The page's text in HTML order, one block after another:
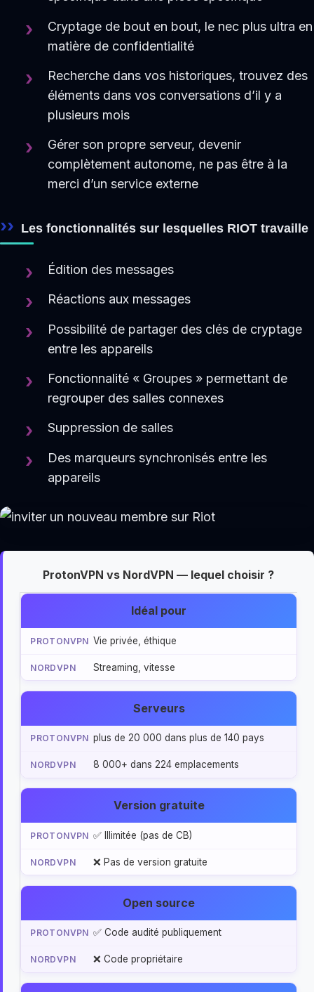
Cryptage de bout en bout, le nec plus ultra en
matière de confidentialité
Recherche dans vos historiques, trouvez des
éléments dans vos conversations d’il y a
plusieurs mois
Gérer son propre serveur, devenir
complètement autonome, ne pas être à la
merci d’un service externe
Les fonctionnalités sur lesquelles RIOT travaille
Édition des messages
Réactions aux messages
Possibilité de partager des clés de cryptage
entre les appareils
Fonctionnalité « Groupes » permettant de
regrouper des salles connexes
Suppression de salles
Des marqueurs synchronisés entre les
appareils
ProtonVPN vs NordVPN — lequel choisir ?
Idéal pour
Vie privée, éthique
Streaming, vitesse
Serveurs
plus de 20 000 dans plus de 140 pays
8 000+ dans 224 emplacements
Version gratuite
✅ Illimitée (pas de CB)
❌ Pas de version gratuite
Open source
✅ Code audité publiquement
❌ Code propriétaire